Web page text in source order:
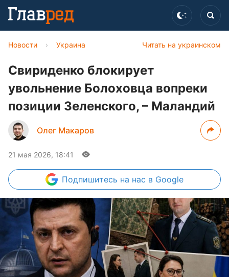
Читать на украинском
Новости › Украина
Свириденко блокирует
увольнение Болоховца вопреки
позиции Зеленского, – Маландий
Олег Макаров
21 мая 2026, 18:41
Подпишитесь на нас в Google